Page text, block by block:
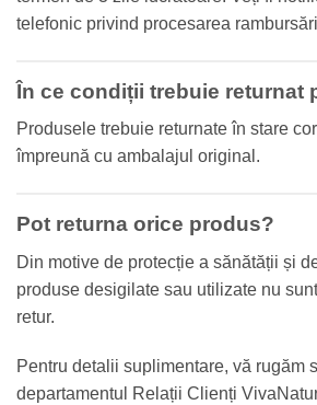
telefonic privind procesarea
În ce condiții trebuie returnat
Produsele trebuie returnate în stare
împreună cu ambalajul original.
Pot returna orice produs?
Din motive de protecție a sănătății și
produse desigilate sau utilizate nu
retur.
Pentru detalii suplimentare, vă rugăm
departamentul Relații Clienți